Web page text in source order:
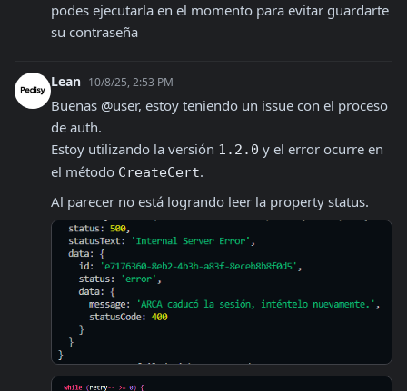
podes ejecutarla en el momento para evitar guardarte
su contraseña
Lean 10/8/25, 2:53 PM
Buenas @user, estoy teniendo un issue con el proceso
de auth.
Estoy utilizando la versión 1.2.0 y el error ocurre en
el método CreateCert.
Al parecer no está logrando leer la property status.